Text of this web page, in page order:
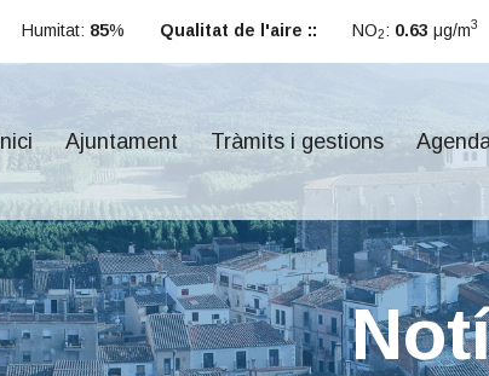
Humitat: 85% Qualitat de l'aire :: NO2: 0.63 μg/m3
Inici Ajuntament Tràmits i gestions